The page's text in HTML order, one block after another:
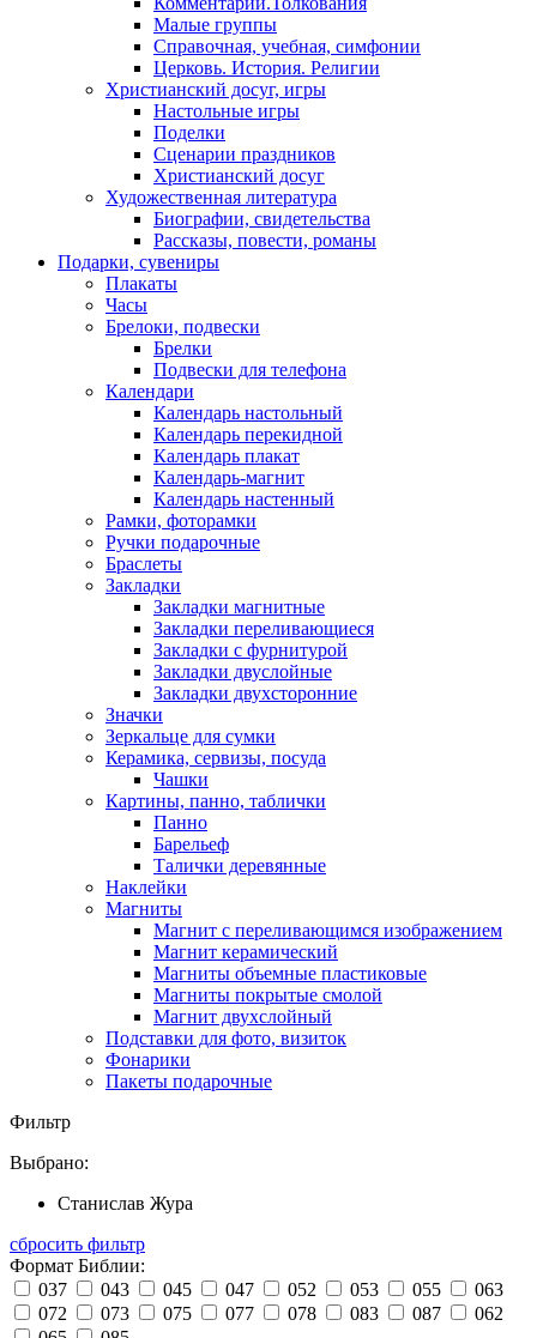
Малые группы
Справочная, учебная, симфонии
Церковь. История. Религии
Христианский досуг, игры
Настольные игры
Поделки
Сценарии праздников
Христианский досуг
Художественная литература
Биографии, свидетельства
Рассказы, повести, романы
Подарки, сувениры
Плакаты
Часы
Брелоки, подвески
Брелки
Подвески для телефона
Календари
Календарь настольный
Календарь перекидной
Календарь плакат
Календарь-магнит
Календарь настенный
Рамки, фоторамки
Ручки подарочные
Браслеты
Закладки
Закладки магнитные
Закладки переливающиеся
Закладки с фурнитурой
Закладки двуслойные
Закладки двухсторонние
Значки
Зеркальце для сумки
Керамика, сервизы, посуда
Чашки
Картины, панно, таблички
Панно
Барельеф
Талички деревянные
Наклейки
Магниты
Магнит с переливающимся изображением
Магнит керамический
Магниты объемные пластиковые
Магниты покрытые смолой
Магнит двухслойный
Подставки для фото, визиток
Фонарики
Пакеты подарочные
Фильтр
Выбрано:
Станислав Жура
сбросить фильтр
Формат Библии:
037
043 045 047 052 053 055
063
072
073 075 077 078 083 087
062